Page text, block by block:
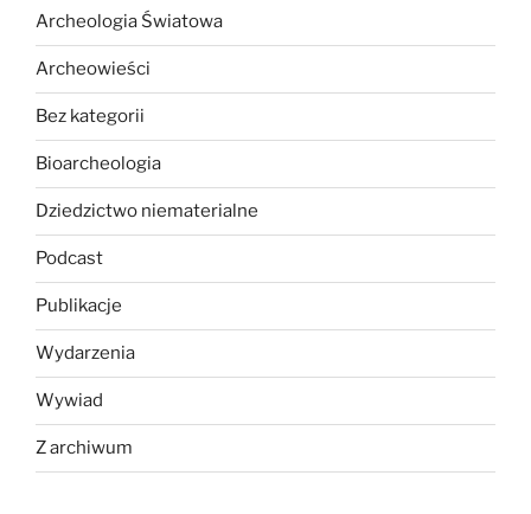
Archeologia Światowa
Archeowieści
Bez kategorii
Bioarcheologia
Dziedzictwo niematerialne
Podcast
Publikacje
Wydarzenia
Wywiad
Z archiwum